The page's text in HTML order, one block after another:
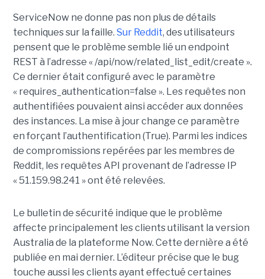
ServiceNow ne donne pas non plus de détails
techniques sur la faille. Sur Reddit, des utilisateurs
pensent que le problème semble lié un endpoint
REST à l’adresse « /api/now/related_list_edit/create ».
Ce dernier était configuré avec le paramètre
« requires_authentication=false ». Les requêtes non
authentifiées pouvaient ainsi accéder aux données
des instances. La mise à jour change ce paramètre
en forçant l’authentification (True). Parmi les indices
de compromissions repérées par les membres de
Reddit, les requêtes API provenant de l’adresse IP
« 51.159.98.241 » ont été relevées.
Le bulletin de sécurité indique que le problème
affecte principalement les clients utilisant la version
Australia de la plateforme Now. Cette dernière a été
publiée en mai dernier. L’éditeur précise que le bug
touche aussi les clients ayant effectué certaines